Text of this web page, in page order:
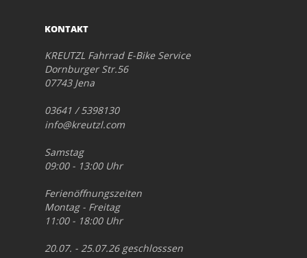
KONTAKT
KREUTZL Fahrrad E-Bike Service
Dornburger Str.56
07743 Jena
03641 / 5398130
info@kreutzl.com
Samstag
09:00 - 13:00 Uhr
Ferienöffnungszeiten
Montag - Freitag
11:00 - 18:00 Uhr
20.07. - 25.07.26 geschlosssen